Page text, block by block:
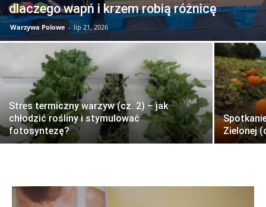
dlaczego wapń i krzem robią różnicę
Warzywa Polowe - lip 21, 2026
Stres termiczny warzyw (cz. 2) – jak
chłodzić rośliny i stymulować
fotosyntezę?
Zielonej